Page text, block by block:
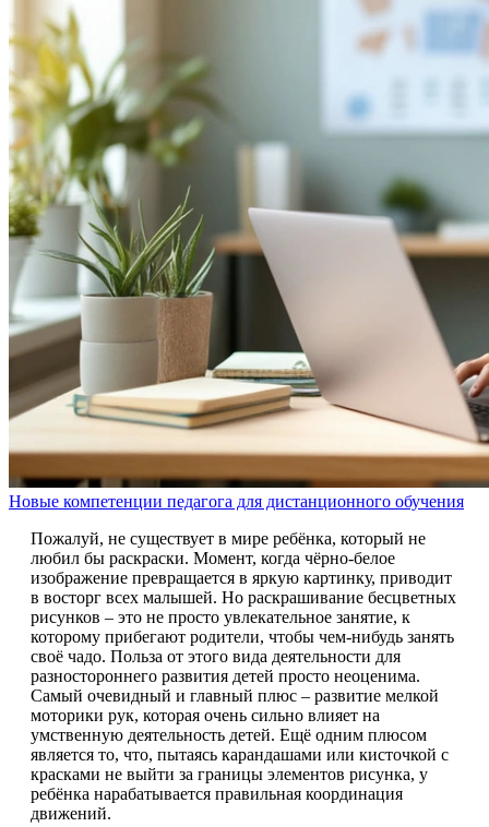
Новые компетенции педагога для дистанционного обучения
Пожалуй, не существует в мире ребёнка, который не
любил бы раскраски. Момент, когда чёрно-белое
изображение превращается в яркую картинку, приводит
в восторг всех малышей. Но раскрашивание бесцветных
рисунков – это не просто увлекательное занятие, к
которому прибегают родители, чтобы чем-нибудь занять
своё чадо. Польза от этого вида деятельности для
разностороннего развития детей просто неоценима.
Самый очевидный и главный плюс – развитие мелкой
моторики рук, которая очень сильно влияет на
умственную деятельность детей. Ещё одним плюсом
является то, что, пытаясь карандашами или кисточкой с
красками не выйти за границы элементов рисунка, у
ребёнка нарабатывается правильная координация
движений.